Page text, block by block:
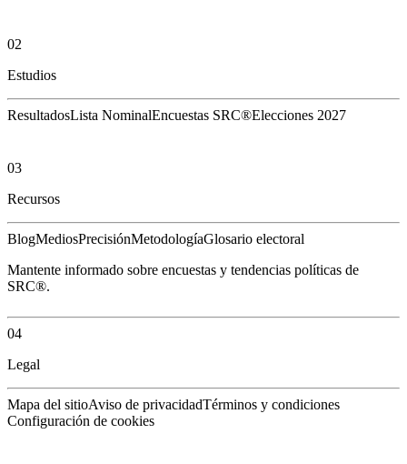
02
Estudios
ResultadosLista NominalEncuestas SRC®Elecciones 2027
03
Recursos
BlogMediosPrecisiónMetodologíaGlosario electoral
Mantente informado sobre encuestas y tendencias políticas de
SRC®.
04
Legal
Mapa del sitioAviso de privacidadTérminos y condiciones
Configuración de cookies